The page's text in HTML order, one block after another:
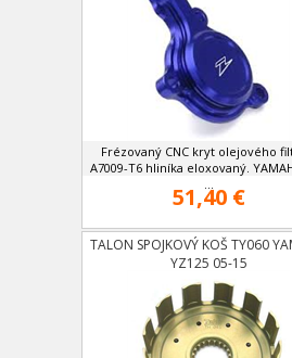
Frézovaný CNC kryt olejového
A7009-T6 hliníka eloxovaný.
...
51,40 €
TALON SPOJKOVÝ KOŠ TY060
YZ125 05-15